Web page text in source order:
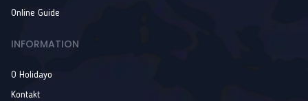
Online Guide
INFORMATION
O Holidayo
Kontakt